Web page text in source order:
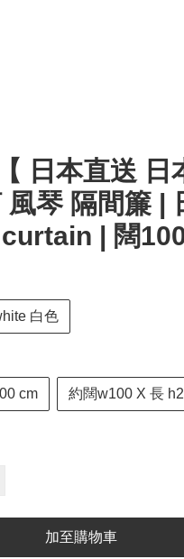
日本直送 日
琴 隔間簾 |
| 闊
白色
cm 約闊w100 X 長
加至購物車